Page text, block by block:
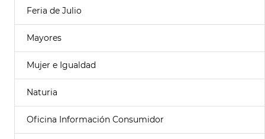
Feria de Julio
Mayores
Mujer e Igualdad
Naturia
Oficina Información Consumidor